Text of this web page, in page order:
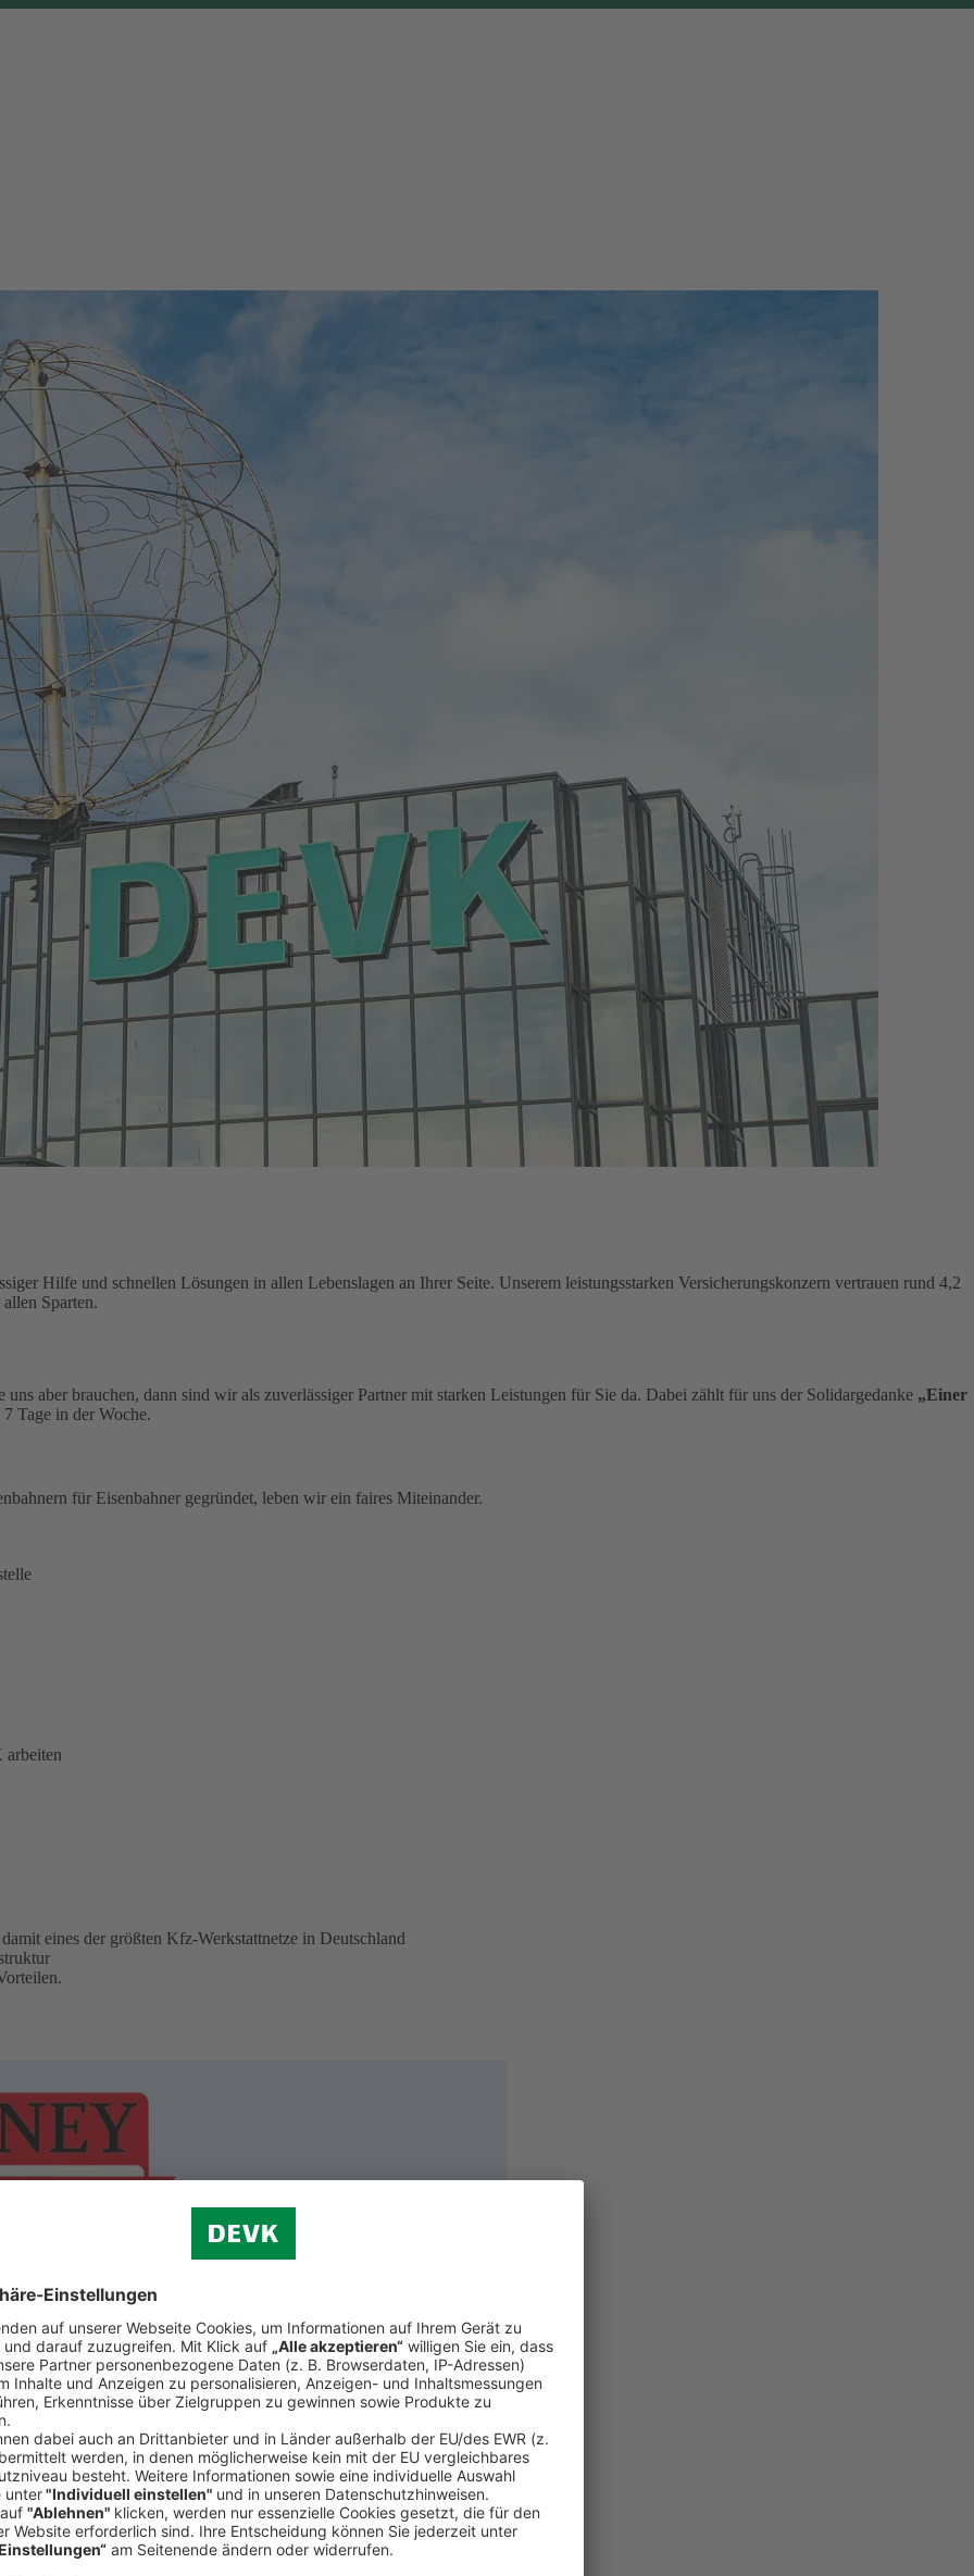
Hilfe und schnellen Lösungen in allen Lebenslagen an Ihrer Seite. Unserem leistungsstarken Versicherungskonzern vertrauen rund 4,2
Sparten.
aber brauchen, dann sind wir als zuverlässiger Partner mit starken Leistungen für Sie da. Dabei zählt für uns der Solidargedanke „Einer
Tage in der Woche.
für Eisenbahner gegründet, leben wir ein faires Miteinander.
arbeiten
eines der größten Kfz-Werkstattnetze in Deutschland